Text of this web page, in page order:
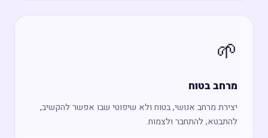
🌱
מרחב בטוח
יצירת מרחב אנושי, בטוח ולא שיפוטי שבו אפשר להקשיב,
להתבטא, להתחבר ולצמוח.